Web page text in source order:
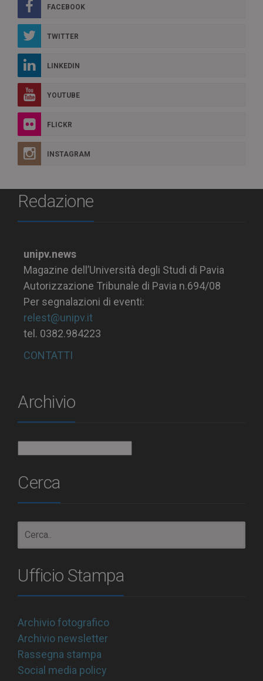
FACEBOOK
TWITTER
LINKEDIN
YOUTUBE
FLICKR
INSTAGRAM
Redazione
unipv.news
Magazine dell’Università degli Studi di Pavia
Autorizzazione Tribunale di Pavia n.694/08
Per segnalazioni di eventi:
relest@unipv.it
tel. 0382.984223
CONTATTI
Archivio
Cerca
Ufficio Stampa
Archivio fotografico
Archivio newsletter
Rassegna stampa
Social media policy